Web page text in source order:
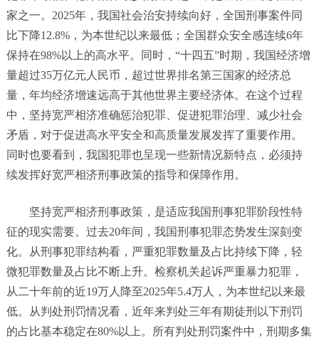
家之一。2025年，我国社会治安持续向好，全国刑事案件同
比下降12.8%，为本世纪以来最低；全国群众安全感连续6年
保持在98%以上的高水平。同时，“十四五”时期，我国经济增
量超过35万亿元人民币，超过世界排名第三国家的经济总
量，年均经济增速远高于其他世界主要经济体。在这个过程
中，坚持宽严相济准确惩治犯罪、促进犯罪治理、减少社会
矛盾，对于促进高水平安全和高质量发展发挥了重要作用。
同时也要看到，我国犯罪也呈现一些新情况新特点，必须持
续发挥好宽严相济刑事政策的指导和保障作用。
坚持宽严相济刑事政策，是适应我国刑事犯罪阶段性特
征的现实需要。过去20年间，我国刑事犯罪态势发生深刻变
化。从刑事犯罪结构看，严重犯罪数量及占比持续下降，轻
微犯罪数量及占比不断上升。检察机关起诉严重暴力犯罪，
从二十年前的近19万人降至2025年5.4万人，为本世纪以来最
低。从判处刑罚情况看，近年来判处三年有期徒刑以下刑罚
的占比基本稳定在80%以上。所有判处刑罚案件中，刑期多集